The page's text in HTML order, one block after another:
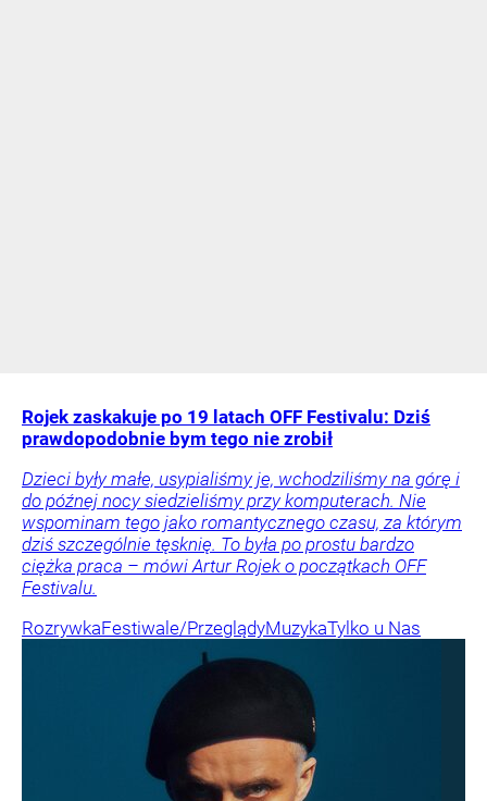
Rojek zaskakuje po 19 latach OFF Festivalu: Dziś
prawdopodobnie bym tego nie zrobił
Dzieci były małe, usypialiśmy je, wchodziliśmy na górę i
do późnej nocy siedzieliśmy przy komputerach. Nie
wspominam tego jako romantycznego czasu, za którym
dziś szczególnie tęsknię. To była po prostu bardzo
ciężka praca – mówi Artur Rojek o początkach OFF
Festivalu.
RozrywkaFestiwale/PrzeglądyMuzykaTylko u Nas